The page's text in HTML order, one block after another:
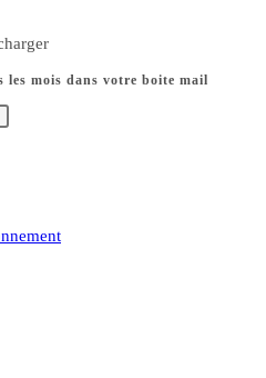
les mois dans votre boite mail